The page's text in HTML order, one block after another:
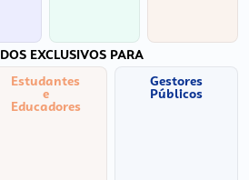
EXCLUSIVOS PARA
Estudantes
e
Educadores
Gestores
Públicos